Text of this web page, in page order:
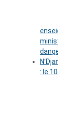
: le